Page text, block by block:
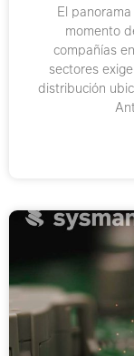
El
momento
compañías
sectores
distribución